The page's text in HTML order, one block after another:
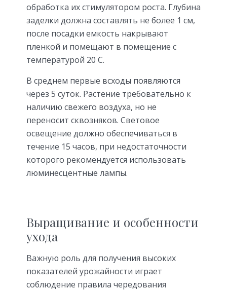
обработка их стимулятором роста. Глубина
заделки должна составлять не более 1 см,
после посадки емкость накрывают
пленкой и помещают в помещение с
температурой 20 C.
В среднем первые всходы появляются
через 5 суток. Растение требовательно к
наличию свежего воздуха, но не
переносит сквозняков. Световое
освещение должно обеспечиваться в
течение 15 часов, при недостаточности
которого рекомендуется использовать
люминесцентные лампы.
Выращивание и особенности
ухода
Важную роль для получения высоких
показателей урожайности играет
соблюдение правила чередования